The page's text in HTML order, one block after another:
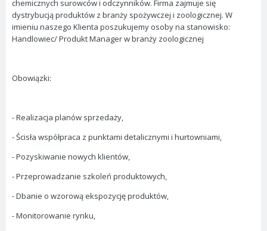
chemicznych surowców i odczynników. Firma zajmuje się
dystrybucją produktów z branży spożywczej i zoologicznej. W
imieniu naszego Klienta poszukujemy osoby na stanowisko:
Handlowiec/ Produkt Manager w branży zoologicznej
Obowiązki:
- Realizacja planów sprzedaży,
- Ścisła współpraca z punktami detalicznymi i hurtowniami,
- Pozyskiwanie nowych klientów,
- Przeprowadzanie szkoleń produktowych,
- Dbanie o wzorową ekspozycję produktów,
- Monitorowanie rynku,